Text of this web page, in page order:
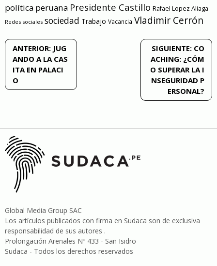
política peruana Presidente Castillo Rafael Lopez Aliaga
Redes sociales sociedad Trabajo Vacancia Vladimir Cerrón
Navegación
de
entradas
ANTERIOR: JUG
ANDO A LA CAS
ITA EN PALACI
O
SIGUIENTE: CO
ACHING: ¿CÓM
O SUPERAR LA I
NSEGURIDAD P
ERSONAL?
Global Media Group SAC
Los artículos publicados con firma en Sudaca son de exclusiva
responsabilidad de sus autores .
Prolongación Arenales Nº 433 - San Isidro
Sudaca - Todos los derechos reservados